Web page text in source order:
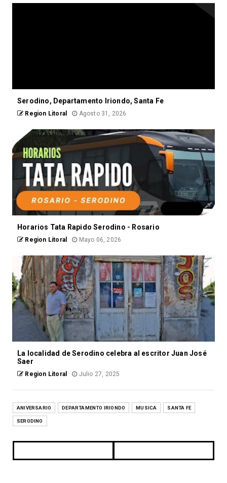
Serodino, Departamento Iriondo, Santa Fe
Region Litoral Agosto 31, 2026
Horarios Tata Rapido Serodino - Rosario
Region Litoral Mayo 06, 2026
La localidad de Serodino celebra al escritor Juan José
Saer
Region Litoral Julio 27, 2025
ANIVERSARIO DEPARTAMENTO IRIONDO MUSICA SANTA FE
SERODINO